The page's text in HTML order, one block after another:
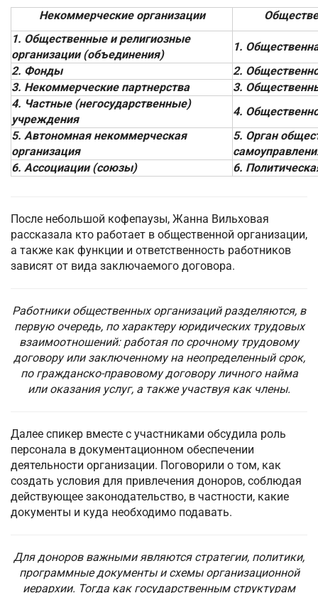
Некоммерческие организации
1. Общественные и религиозные
организации (объединения)
1.
2. Фонды
2.
3. Некоммерческие партнерства
3.
4. Частные (негосударственные)
учреждения
4.
5. Автономная некоммерческая
организация
5. Орган
6. Ассоциации (союзы)
6.
После небольшой кофепаузы, Жанна Вильховая
рассказала кто работает в общественной организации,
а также как функции и ответственность работников
зависят от вида заключаемого договора.
Работники общественных организаций разделяются, в
первую очередь, по характеру юридических трудовых
взаимоотношений: работая по срочному трудовому
договору или заключенному на неопределенный срок,
по гражданско-правовому договору личного найма
или оказания услуг, а также участвуя как члены.
Далее спикер вместе с участниками обсудила роль
персонала в документационном обеспечении
деятельности организации. Поговорили о том, как
создать условия для привлечения доноров, соблюдая
действующее законодательство, в частности, какие
документы и куда необходимо подавать.
Для доноров важными являются стратегии, политики,
программные документы и схемы организационной
иерархии. Тогда как государственным структурам